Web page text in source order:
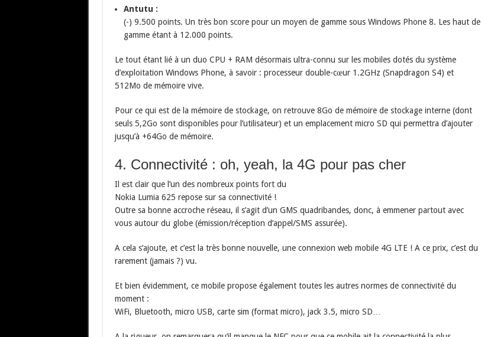
Antutu :
(-) 9.500 points. Un très bon score pour un moyen de gamme sous Windows Phone 8. Les haut de
gamme étant à 12.000 points.
Le tout étant lié à un duo CPU + RAM désormais ultra-connu sur les mobiles dotés du système
d’exploitation Windows Phone, à savoir : processeur double-cœur 1.2GHz (Snapdragon S4) et
512Mo de mémoire vive.
Pour ce qui est de la mémoire de stockage, on retrouve 8Go de mémoire de stockage interne (dont
seuls 5,2Go sont disponibles pour l’utilisateur) et un emplacement micro SD qui permettra d’ajouter
jusqu’à +64Go de mémoire.
4. Connectivité : oh, yeah, la 4G pour pas cher
Il est clair que l’un des nombreux points fort du
Nokia Lumia 625 repose sur sa connectivité !
Outre sa bonne accroche réseau, il s’agit d’un GMS quadribandes, donc, à emmener partout avec
vous autour du globe (émission/réception d’appel/SMS assurée).
A cela s’ajoute, et c’est la très bonne nouvelle, une connexion web mobile 4G LTE ! A ce prix, c’est du
rarement (jamais ?) vu.
Et bien évidemment, ce mobile propose également toutes les autres normes de connectivité du
moment :
WiFi, Bluetooth, micro USB, carte sim (format micro), jack 3.5, micro SD…